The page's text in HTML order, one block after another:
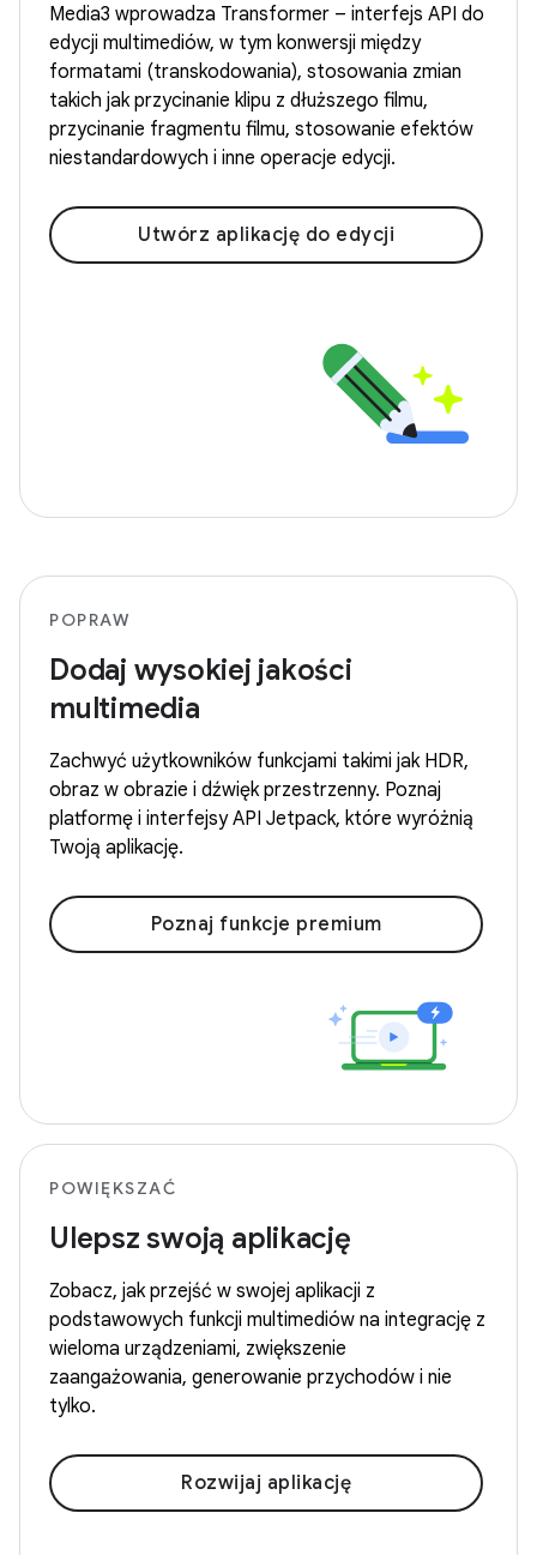
Media3 wprowadza Transformer – interfejs API do
edycji multimediów, w tym konwersji między
formatami (transkodowania), stosowania zmian
takich jak przycinanie klipu z dłuższego filmu,
przycinanie fragmentu filmu, stosowanie efektów
niestandardowych i inne operacje edycji.
Utwórz aplikację do edycji
POPRAW
Dodaj wysokiej jakości
multimedia
Zachwyć użytkowników funkcjami takimi jak HDR,
obraz w obrazie i dźwięk przestrzenny. Poznaj
platformę i interfejsy API Jetpack, które wyróżnią
Twoją aplikację.
Poznaj funkcje premium
POWIĘKSZAĆ
Ulepsz swoją aplikację
Zobacz, jak przejść w swojej aplikacji z
podstawowych funkcji multimediów na integrację z
wieloma urządzeniami, zwiększenie
zaangażowania, generowanie przychodów i nie
tylko.
Rozwijaj aplikację